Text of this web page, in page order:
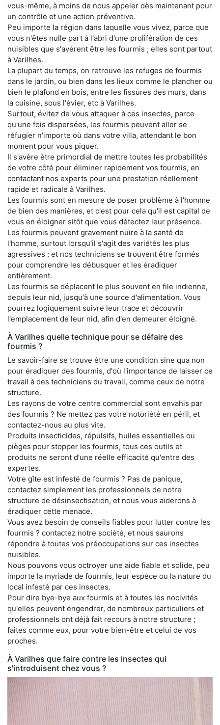
vous-même, à moins de nous appeler dès maintenant pour
un contrôle et une action préventive.
Peu importe la région dans laquelle vous vivez, parce que
vous n'êtes nulle part à l'abri d'une prolifération de ces
nuisibles que s'avèrent être les fourmis ; elles sont partout
à Varilhes.
La plupart du temps, on retrouve les refuges de fourmis
dans le jardin, ou bien dans les lieux comme le plancher ou
bien le plafond en bois, entre les fissures des murs, dans
la cuisine, sous l'évier, etc à Varilhes.
Surtout, évitez de vous attaquer à ces insectes, parce
qu'une fois dispersées, les fourmis peuvent aller se
réfugier n'importe où dans votre villa, attendant le bon
moment pour vous piquer.
Il s'avère être primordial de mettre toutes les probabilités
de votre côté pour éliminer rapidement vos fourmis, en
contactant nos experts pour une prestation réellement
rapide et radicale à Varilhes.
Les fourmis sont en mesure de poser problème à l'homme
de bien des manières, et c'est pour cela qu'il est capital de
vous en éloigner sitôt que vous détectez leur présence.
Les fourmis peuvent gravement nuire à la santé de
l'homme, surtout lorsqu'il s'agit des variétés les plus
agressives ; et nos techniciens se trouvent être formés
pour comprendre les débusquer et les éradiquer
entièrement.
Les fourmis se déplacent le plus souvent en file indienne,
depuis leur nid, jusqu'à une source d'alimentation. Vous
pourrez logiquement suivre leur trace et découvrir
l'emplacement de leur nid, afin d'en demeurer éloigné.
À Varilhes quelle technique pour se défaire des
fourmis ?
Le savoir-faire se trouve être une condition sine qua non
pour éradiquer des fourmis, d'où l'importance de laisser ce
travail à des techniciens du travail, comme ceux de notre
structure.
Les rayons de votre centre commercial sont envahis par
des fourmis ? Ne mettez pas votre notoriété en péril, et
contactez-nous au plus vite.
Produits insecticides, répulsifs, huiles essentielles ou
pièges pour stopper les fourmis, tous ces outils et
produits ne seront d'une réelle efficacité qu'entre des
expertes.
Votre gîte est infesté de fourmis ? Pas de panique,
contactez simplement les professionnels de notre
structure de désinsectisation, et nous vous aiderons à
éradiquer cette menace.
Vous avez besoin de conseils fiables pour lutter contre les
fourmis ? contactez notre société, et nous saurons
répondre à toutes vos préoccupations sur ces insectes
nuisibles.
Nous pouvons vous octroyer une aide fiable et solide, peu
importe la myriade de fourmis, leur espèce ou la nature du
local infesté par ces insectes.
Pour dire bye-bye aux fourmis et à toutes les nocivités
qu'elles peuvent engendrer, de nombreux particuliers et
professionnels ont déjà fait recours à notre structure ;
faites comme eux, pour votre bien-être et celui de vos
proches.
À Varilhes que faire contre les insectes qui
s'introduisent chez vous ?